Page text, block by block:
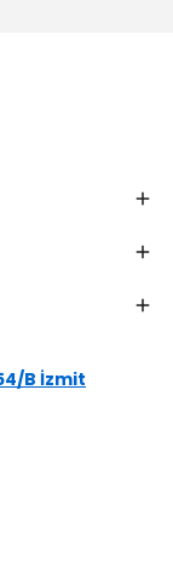
B İzmit